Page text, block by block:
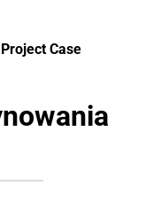
Project Case